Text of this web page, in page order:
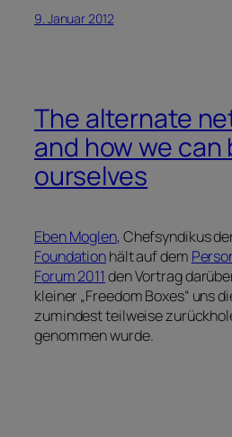
9. Januar 2012
The alternate
and how we can
ourselves
Eben Moglen, Chefsyndikus
Foundationhält auf dem
Forum 2011 den Vortrag
kleiner „Freedom Boxes“ uns
zumindest teilweise
genommen wurde.